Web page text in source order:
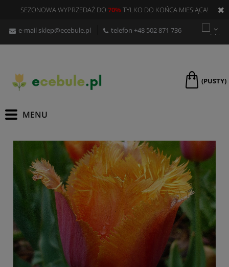
SEZONOWA WYPRZEDAŻ DO 70%TYLKO DO KOŃCA MIESIĄCA!
e-mail sklep@ecebule.pl telefon +48 502 871 736
(PUSTY)